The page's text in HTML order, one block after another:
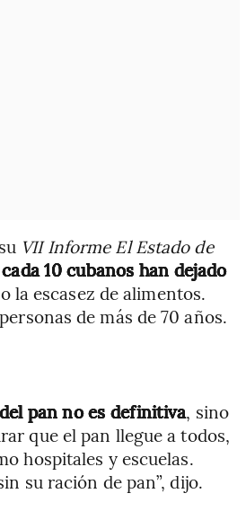
VII Informe El Estado de
10 cubanos han dejado
la escasez de alimentos.
de más de 70 años.
pan no es definitiva, sino
que el pan llegue a todos,
hospitales y escuelas.
su ración de pan”, dijo.